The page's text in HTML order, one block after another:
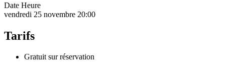
Date Heure
vendredi 25 novembre 20:00
Tarifs
Gratuit sur réservation